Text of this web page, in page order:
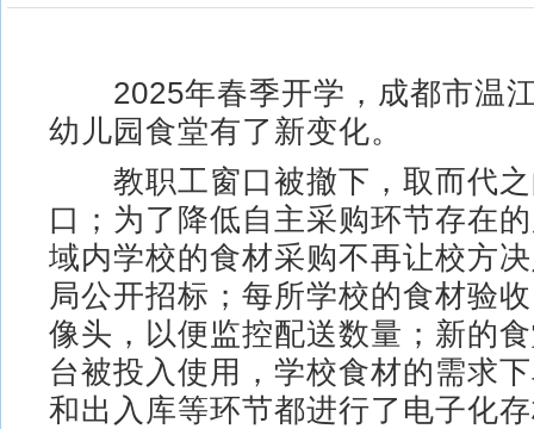
2025年春季开学，成都市温
幼儿园食堂有了新变化。
教职工窗口被撤下，取而代之
口；为了降低自主采购环节存在
域内学校的食材采购不再让校方
局公开招标；每所学校的食材验
像头，以便监控配送数量；新的
台被投入使用，学校食材的需求
和出入库等环节都进行了电子化